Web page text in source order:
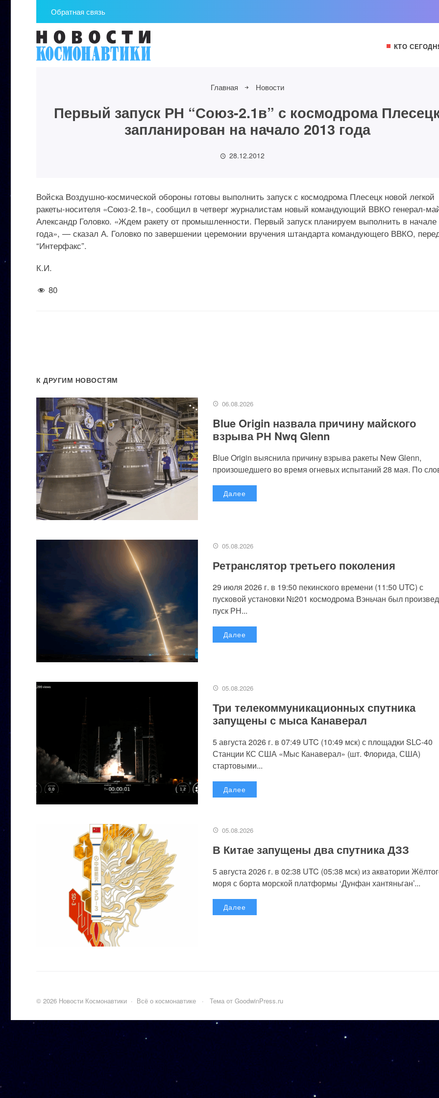
Обратная связь
КТО
Главная Новости
Первый запуск РН “Союз-2.1в” с космодрома
запланирован на начало 2013 года
28.12.2012
Войска Воздушно-космической обороны готовы выполнить запуск с космодрома Плесецк новой легкой
ракеты-носителя «Союз-2.1в», сообщил в четверг журналистам новый командующий ВВКО генерал-
Александр Головко. «Ждем ракету от промышленности. Первый запуск планируем выполнить в начале
года», — сказал А. Головко по завершении церемонии вручения штандарта командующего ВВКО,
“Интерфакс”.
К.И.
80
К ДРУГИМ НОВОСТЯМ
06.08.2026
Blue Origin назвала причину майского
взрыва РН Nwq Glenn
Blue Origin выяснила причину взрыва ракеты New Glenn,
произошедшего во время огневых испытаний 28 мая. По
Далее
05.08.2026
Ретранслятор третьего поколения
29 июля 2026 г. в 19:50 пекинского времени (11:50 UTC) с
пусковой установки №201 космодрома Вэньчан был
пуск РН...
Далее
05.08.2026
Три телекоммуникационных спутника
запущены с мыса Канаверал
5 августа 2026 г. в 07:49 UTC (10:49 мск) с площадки SLC-40
Станции КС США «Мыс Канаверал» (шт. Флорида, США)
стартовыми...
Далее
05.08.2026
В Китае запущены два спутника ДЗЗ
5 августа 2026 г. в 02:38 UTC (05:38 мск) из акватории
моря с борта морской платформы ‘Дунфан хантяньган’...
Далее
© 2026 Новости Космонавтики · Всё о космонавтике · Тема от GoodwinPress.ru